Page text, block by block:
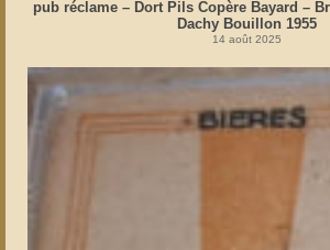
pub réclame – Dort Pils Copère Bayard –
Dachy Bouillon 1955
14 août 2025